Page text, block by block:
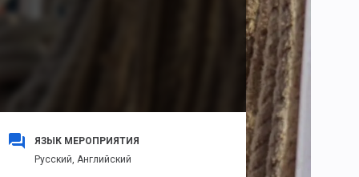
ЯЗЫК МЕРОПРИЯТИЯ
Русский, Английский